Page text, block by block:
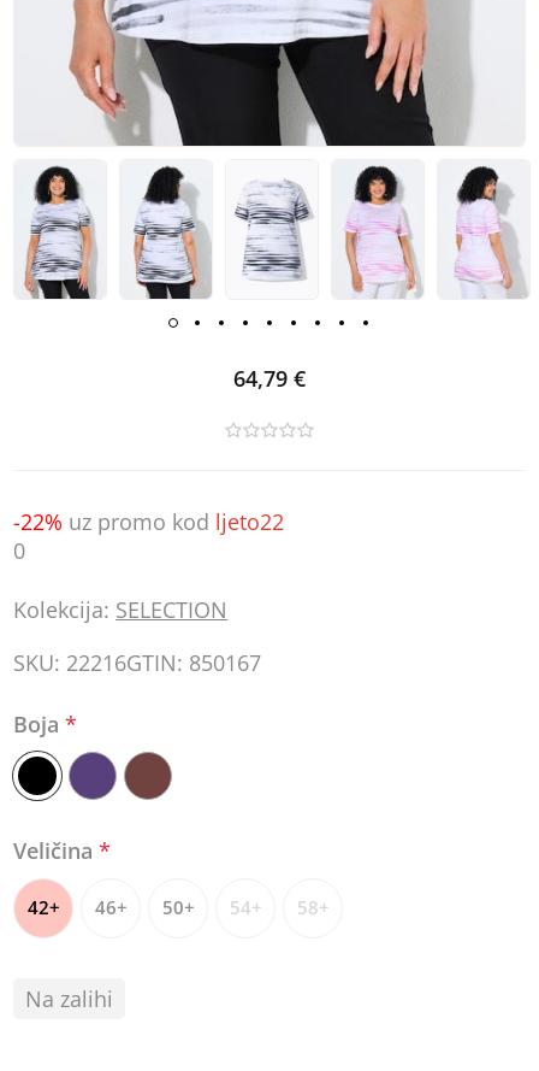
64,79 €
-22% uz promo kod ljeto22
0
Kolekcija: SELECTION
SKU: 22216GTIN: 850167
Boja*
Veličina*
42+ 46+ 50+ 54+ 58+
Na zalihi